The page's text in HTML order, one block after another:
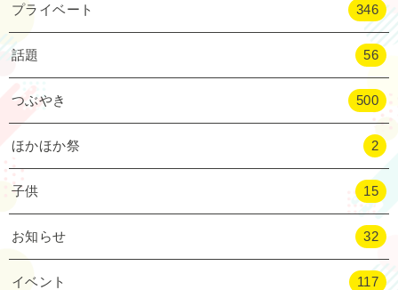
プライベート 346
話題 56
つぶやき 500
ほかほか祭 2
子供 15
お知らせ 32
イベント 117